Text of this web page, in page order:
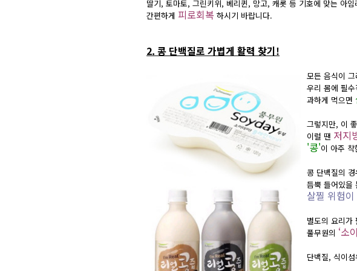
딸기, 토마토, 그린키위, 베리퀸, 망고, 캐롯 등 기호에 맞는 아임
간편하게 피로회복 하시기 바랍니다.
2. 콩 단백질로 가볍게 활력 찾기!
모든 음식이
우리 몸에 필
과하게 먹으면
그렇지만, 이
이럴 땐 저지
'콩'이 아주
콩 단백질의
듬뿍 들어있을
살찔 위험
별도의 요리가
풀무원의 ‘소
단백질, 식이